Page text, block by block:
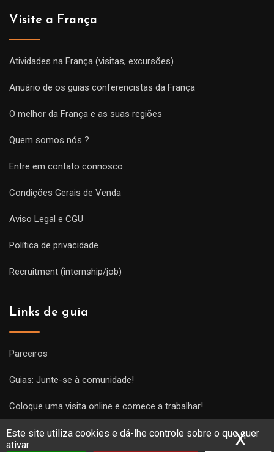
Este site utiliza cookies e dá-lhe controle sobre o que quer
ativar
X
Visite a França
Atividades na França (visitas, excursões)
Anuário de os guias conferencistas da França
O melhor da França e as suas regiões
Quem somos nós ?
Entre em contato connosco
Condições Gerais de Venda
Aviso Legal e CGU
Política de privacidade
Recruitment (internship/job)
Links de guia
Parceiros
Guias: Junte-se à comunidade!
Coloque uma visita online e comece a trabalhar!